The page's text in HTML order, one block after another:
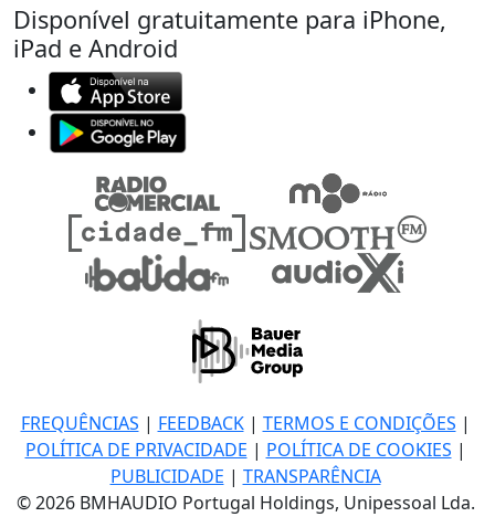
Disponível gratuitamente para iPhone,
iPad e Android
FREQUÊNCIAS | FEEDBACK| TERMOS E CONDIÇÕES |
POLÍTICA DE PRIVACIDADE | POLÍTICA DE COOKIES |
PUBLICIDADE | TRANSPARÊNCIA
© 2026 BMHAUDIO Portugal Holdings, Unipessoal Lda.